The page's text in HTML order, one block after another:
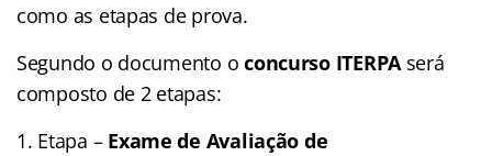
como as etapas de prova.
Segundo o documento oconcurso ITERPAserá
composto de 2 etapas:
Etapa – Exame de Avaliação de